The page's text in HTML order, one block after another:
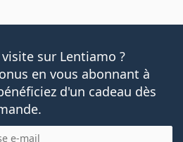
sur Lentiamo ?
en vous abonnant à
d'un cadeau dès